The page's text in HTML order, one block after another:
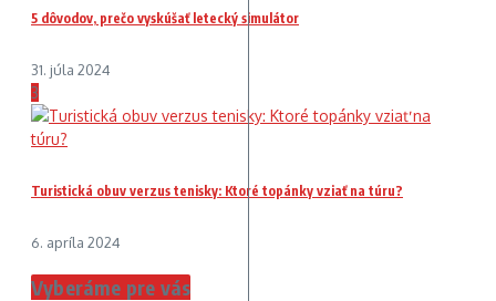
5 dôvodov, prečo vyskúšať letecký simulátor
31. júla 2024
3
Turistická obuv verzus tenisky: Ktoré topánky vziať na túru?
6. apríla 2024
Vyberáme pre vás